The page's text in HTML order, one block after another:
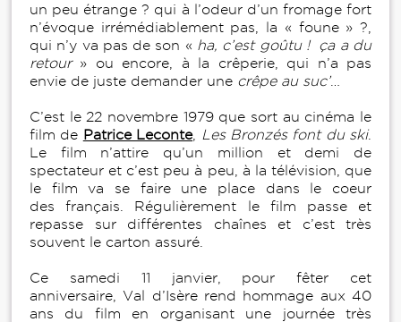
un peu étrange ? qui à l’odeur d’un fromage fort
n’évoque irrémédiablement pas, la « foune » ?,
qui n’y va pas de son « ha, c’est goûtu !
ça a du
retour » ou encore, à la crêperie, qui n’a pas
envie de juste demander une crêpe au suc’…
C’est le 22 novembre 1979 que sort au cinéma le
film de Patrice Leconte, Les Bronzés font du ski.
Le film n’attire qu’un million et demi de
spectateur et c’est peu à peu, à la télévision, que
le film va se faire une place dans le coeur
des français. Régulièrement le film passe et
repasse sur différentes chaînes et c’est très
souvent le carton assuré.
Ce samedi 11 janvier, pour fêter cet
anniversaire, Val d’Isère rend hommage aux 40
ans du film en organisant une journée très